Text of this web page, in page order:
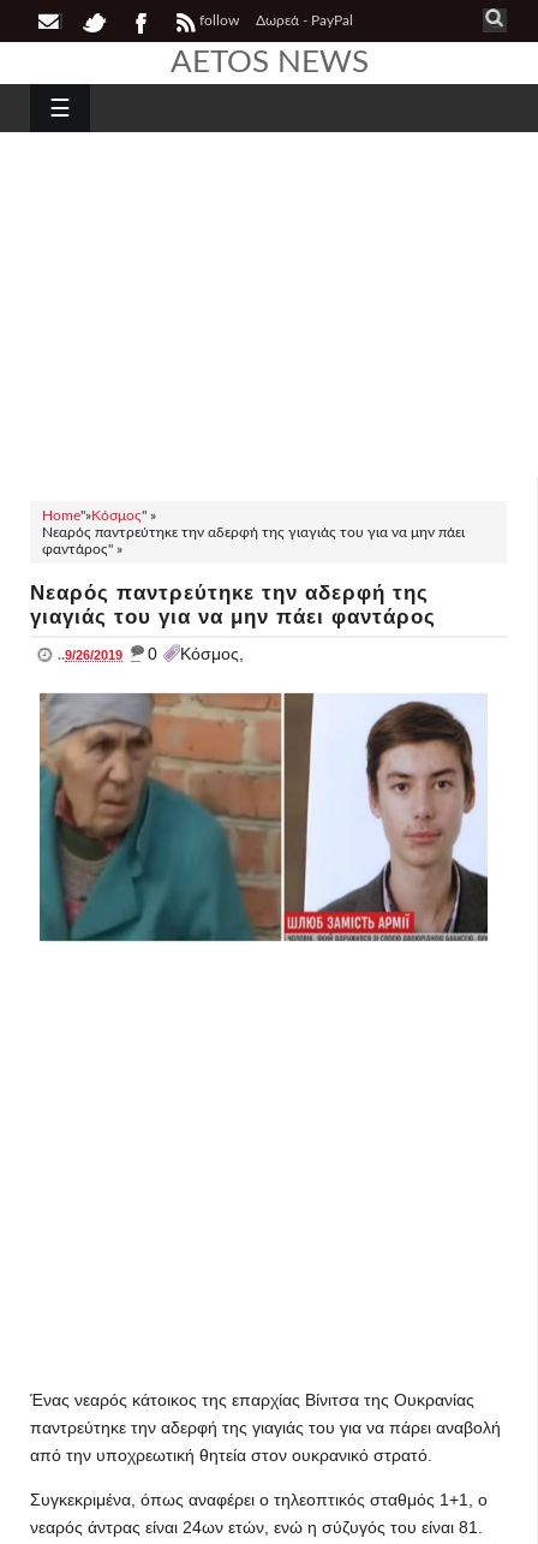
follow Δωρεά - PayPal
AETOS NEWS
☰
Home"»Κόσμος" »
Νεαρός παντρεύτηκε την αδερφή της γιαγιάς του για να μην πάει
φαντάρος" »
Νεαρός παντρεύτηκε την αδερφή της
γιαγιάς του για να μην πάει φαντάρος
..9/26/2019 _ 0 Κόσμος,
Ένας νεαρός κάτοικος της επαρχίας Βίνιτσα της Ουκρανίας
παντρεύτηκε την αδερφή της γιαγιάς του για να πάρει αναβολή
από την υποχρεωτική θητεία στον ουκρανικό στρατό.
Συγκεκριμένα, όπως αναφέρει ο τηλεοπτικός σταθμός 1+1, ο
νεαρός άντρας είναι 24ων ετών, ενώ η σύζυγός του είναι 81.